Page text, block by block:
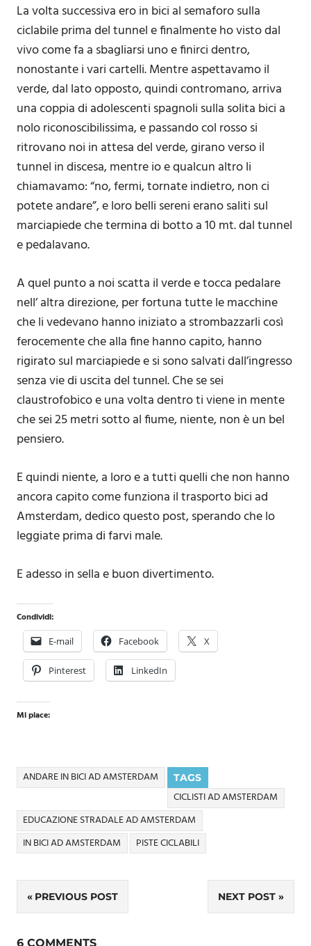
La volta successiva ero in bici al semaforo sulla
ciclabile prima del tunnel e finalmente ho visto dal
vivo come fa a sbagliarsi uno e finirci dentro,
nonostante i vari cartelli. Mentre aspettavamo il
verde, dal lato opposto, quindi contromano, arriva
una coppia di adolescenti spagnoli sulla solita bici a
nolo riconoscibilissima, e passando col rosso si
ritrovano noi in attesa del verde, girano verso il
tunnel in discesa, mentre io e qualcun altro li
chiamavamo: “no, fermi, tornate indietro, non ci
potete andare”, e loro belli sereni erano saliti sul
marciapiede che termina di botto a 10 mt. dal tunnel
e pedalavano.
A quel punto a noi scatta il verde e tocca pedalare
nell’ altra direzione, per fortuna tutte le macchine
che li vedevano hanno iniziato a strombazzarli così
ferocemente che alla fine hanno capito, hanno
rigirato sul marciapiede e si sono salvati dall’ingresso
senza vie di uscita del tunnel. Che se sei
claustrofobico e una volta dentro ti viene in mente
che sei 25 metri sotto al fiume, niente, non è un bel
pensiero.
E quindi niente, a loro e a tutti quelli che non hanno
ancora capito come funziona il trasporto bici ad
Amsterdam, dedico questo post, sperando che lo
leggiate prima di farvi male.
E adesso in sella e buon divertimento.
Condividi:
E-mail Facebook X
Pinterest LinkedIn
Mi piace:
TAGS
ANDARE IN BICI AD AMSTERDAM
CICLISTI AD AMSTERDAM
EDUCAZIONE STRADALE AD AMSTERDAM
IN BICI AD AMSTERDAM
PISTE CICLABILI
Navigazione
articoli
PREVIOUS POST NEXT POST
6 COMMENTS